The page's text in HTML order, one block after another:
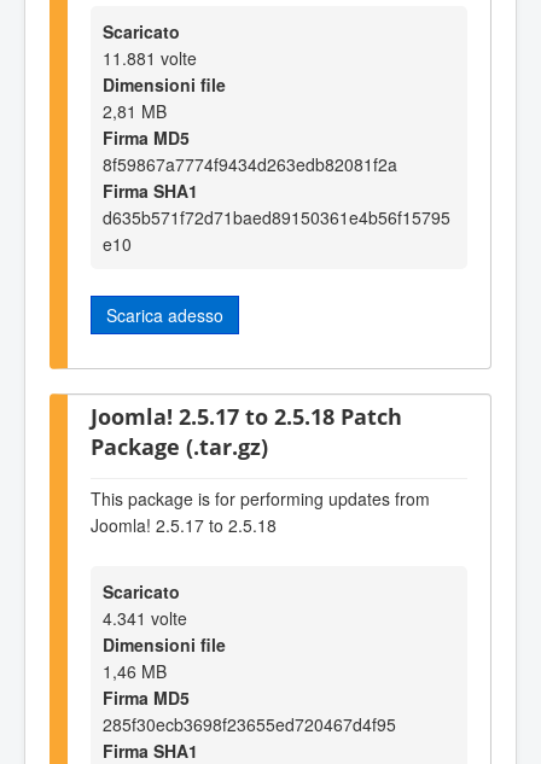
Scaricato
11.881 volte
Dimensioni file
2,81 MB
Firma MD5
8f59867a7774f9434d263edb82081f2a
Firma SHA1
d635b571f72d71baed89150361e4b56f15795
e10
Scarica adesso
Joomla! 2.5.17 to 2.5.18 Patch
Package (.tar.gz)
This package is for performing updates from
Joomla! 2.5.17 to 2.5.18
Scaricato
4.341 volte
Dimensioni file
1,46 MB
Firma MD5
285f30ecb3698f23655ed720467d4f95
Firma SHA1